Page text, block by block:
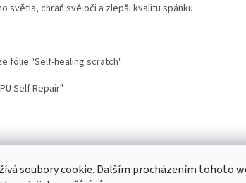
soubory cookie. Dalším procházením tohoto
světla, chraň své oči a zlepši kvalitu spánku
fólie "Self-healing scratch"
Self Repair"
od smlouvy Doprava Kontakt Proč nosit mobil s